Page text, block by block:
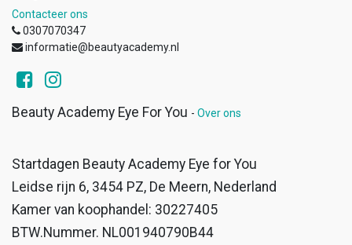
Contacteer ons
0307070347
informatie@beautyacademy.nl
Beauty Academy Eye For You - Over ons
Startdagen Beauty Academy Eye for You
Leidse rijn 6, 3454 PZ, De Meern, Nederland
Kamer van koophandel: 30227405
BTW.Nummer. NL001940790B44